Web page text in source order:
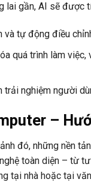
lai gần, AI sẽ được
và tự động điều
quá trình làm
trải nghiệm người
–
đó, những nền
toàn diện – từ
tại nhà hoặc tại